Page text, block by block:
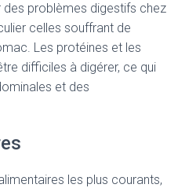
problèmes digestifs chez
celles souffrant de
Les protéines et les
difficiles à digérer, ce qui
et des
les plus courants,